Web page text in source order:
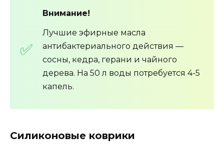
Внимание!
Лучшие эфирные масла
антибактериального действия —
сосны, кедра, герани и чайного
дерева. На 50 л воды потребуется 4-5
капель.
Силиконовые коврики